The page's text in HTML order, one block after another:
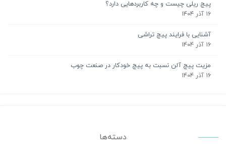
پیچ ریلی چیست و چه کاربردهایی دارد؟
۱۶ آذر ۱۴۰۴
آشنایی با فرایند پیچ تراشی
۱۶ آذر ۱۴۰۴
مزیت پیچ آلن نسبت به پیچ خودکار در صنعت چوب
۱۶ آذر ۱۴۰۴
دسته‌ها